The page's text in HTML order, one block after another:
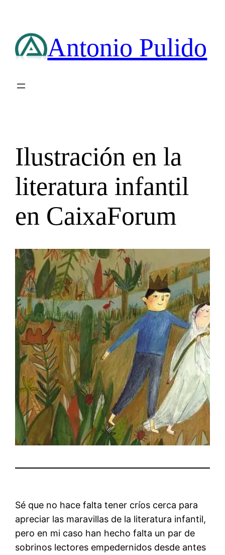
contenido Antonio Pulido
Ilustración en la
literatura infantil
en CaixaForum
Sé que no hace falta tener críos cerca para
apreciar las maravillas de la literatura infantil,
pero en mi caso han hecho falta un par de
sobrinos lectores empedernidos desde antes